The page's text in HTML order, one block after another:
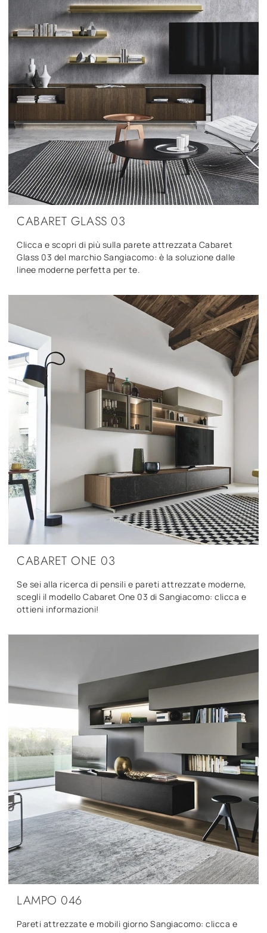
CABARET GLASS 03
Clicca e scopri di più sulla parete attrezzata Cabaret
Glass 03 del marchio Sangiacomo: è la soluzione dalle
linee moderne perfetta per te.
CABARET ONE 03
Se sei alla ricerca di pensili e pareti attrezzate moderne,
scegli il modello Cabaret One 03 di Sangiacomo: clicca e
ottieni informazioni!
LAMPO 046
Pareti attrezzate e mobili giorno Sangiacomo: clicca e